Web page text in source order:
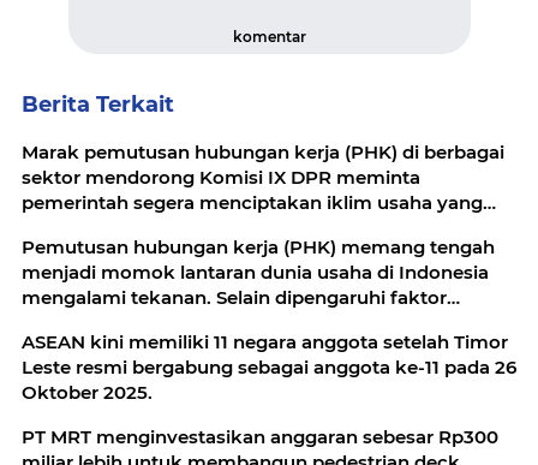
komentar
Berita Terkait
Marak pemutusan hubungan kerja (PHK) di berbagai
sektor mendorong Komisi IX DPR meminta
pemerintah segera menciptakan iklim usaha yang
Pemutusan hubungan kerja (PHK) memang tengah
menjadi momok lantaran dunia usaha di Indonesia
mengalami tekanan. Selain dipengaruhi faktor
ASEAN kini memiliki 11 negara anggota setelah Timor
Leste resmi bergabung sebagai anggota ke-11 pada 26
Oktober 2025.
PT MRT menginvestasikan anggaran sebesar Rp300